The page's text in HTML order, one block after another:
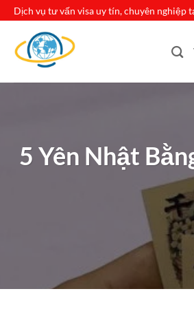
Dịch vụ tư vấn visa uy tín, chuyên nghiệp
5 Yên Nhật